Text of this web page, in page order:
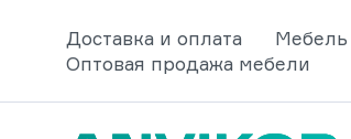
Доставка и оплата Мебель
Оптовая продажа мебели